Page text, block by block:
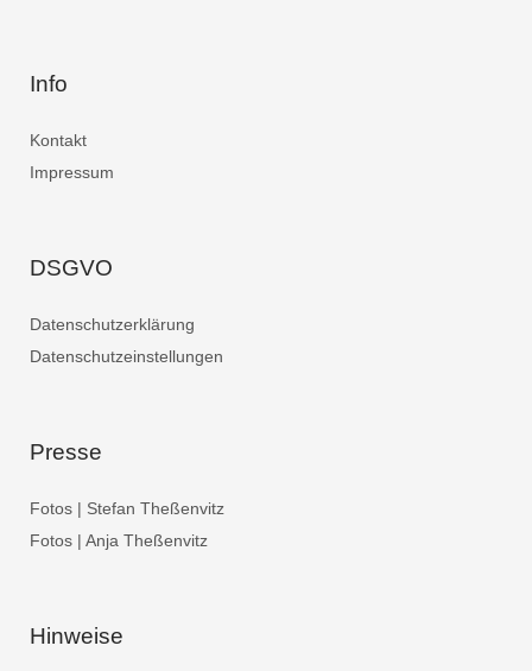
Info
Kontakt
Impressum
DSGVO
Datenschutzerklärung
Datenschutzeinstellungen
Presse
Fotos | Stefan Theßenvitz
Fotos | Anja Theßenvitz
Hinweise